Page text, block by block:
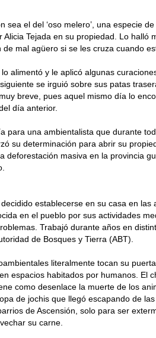
sea el del ‘oso melero’, una especie
Tejada en su propiedad. Lo halló
mal agüero si se les cruza cuando
alimentó y le aplicó algunas
se irguió sobre sus patas
breve, pues aquel mismo día lo
día anterior.
para una ambientalista que durante
su determinación para abrir su
deforestación masiva en la provincia
establecerse en su casa en las
en el pueblo por sus actividades
Trabajó durante años en
de Bosques y Tierra (ABT).
literalmente tocan su
espacios habitados por humanos. El
como desenlace la muerte de los
de jochis que llegó escapando de
de Ascensión, solo para ser
su carne.